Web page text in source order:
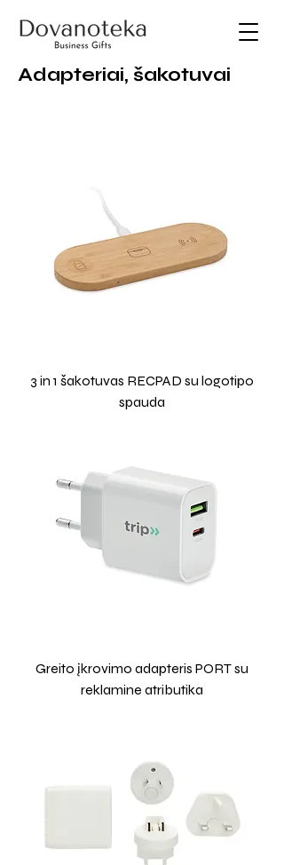
Adapteriai, šakotuvai
3 in 1 šakotuvas RECPAD su logotipo
spauda
Greito įkrovimo adapteris PORT su
reklamine atributika